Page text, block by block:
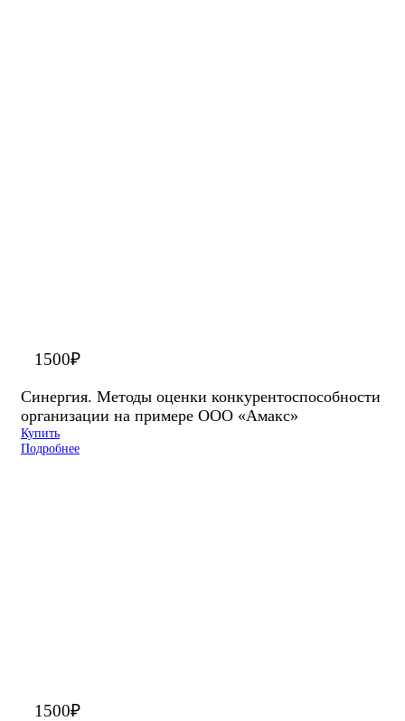
1500₽
Синергия. Методы оценки конкурентоспособности
организации на примере ООО «Амакс»
Купить
Подробнее
1500₽